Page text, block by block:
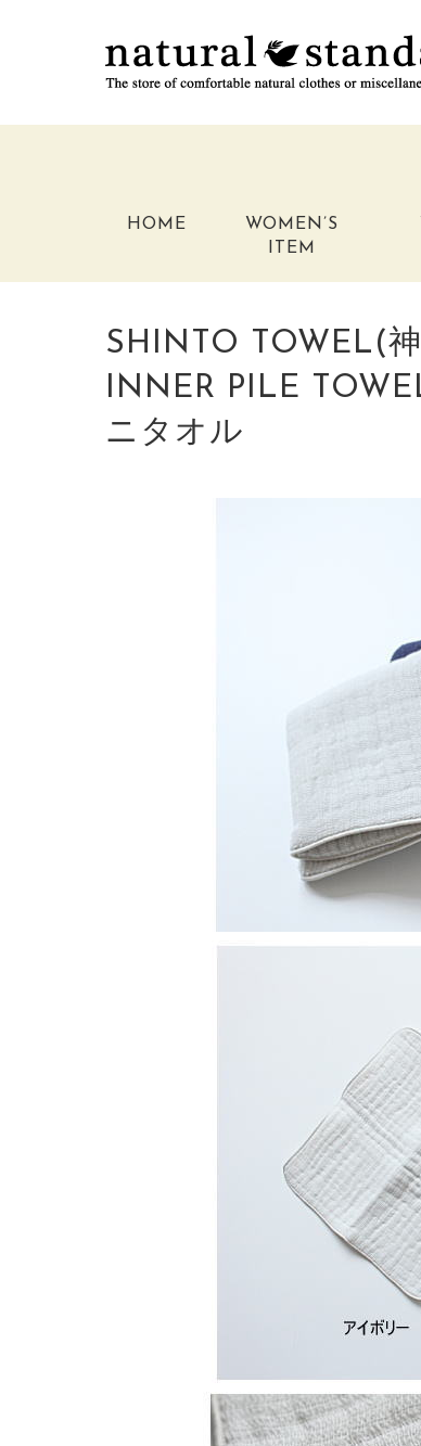
HOME
WOMEN’S
ITEM
SHINTO TOWEL(神
INNER PILE
ニタオル